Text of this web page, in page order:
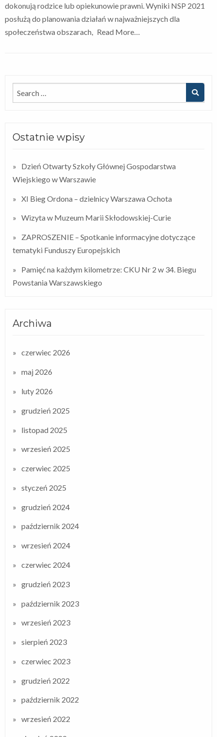
dokonują rodzice lub opiekunowie prawni. Wyniki NSP 2021
posłużą do planowania działań w najważniejszych dla
społeczeństwa obszarach, Read More…
Ostatnie wpisy
Dzień Otwarty Szkoły Głównej Gospodarstwa
Wiejskiego w Warszawie
XI Bieg Ordona – dzielnicy Warszawa Ochota
Wizyta w Muzeum Marii Skłodowskiej-Curie
ZAPROSZENIE – Spotkanie informacyjne dotyczące
tematyki Funduszy Europejskich
Pamięć na każdym kilometrze: CKU Nr 2 w 34. Biegu
Powstania Warszawskiego
Archiwa
czerwiec 2026
maj 2026
luty 2026
grudzień 2025
listopad 2025
wrzesień 2025
czerwiec 2025
styczeń 2025
grudzień 2024
październik 2024
wrzesień 2024
czerwiec 2024
grudzień 2023
październik 2023
wrzesień 2023
sierpień 2023
czerwiec 2023
grudzień 2022
październik 2022
wrzesień 2022